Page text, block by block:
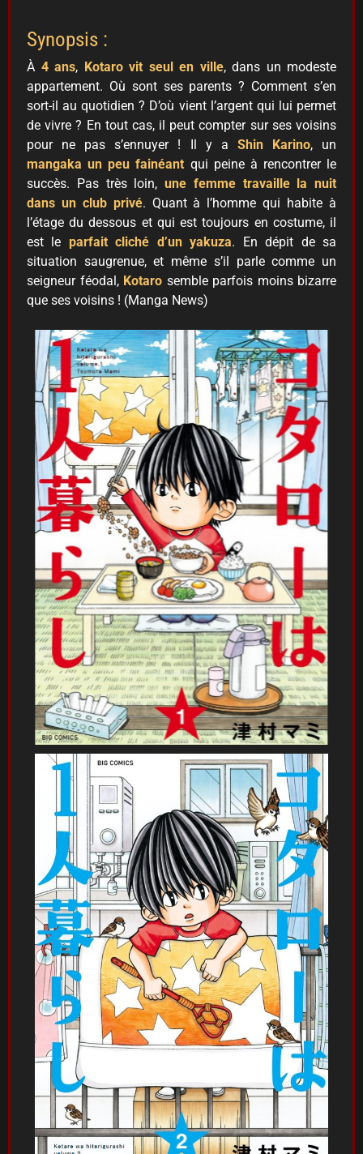
Synopsis :
À 4 ans, Kotaro vit seul en ville, dans un modeste
appartement. Où sont ses parents ? Comment s’en
sort-il au quotidien ? D’où vient l’argent qui lui permet
de vivre ? En tout cas, il peut compter sur ses voisins
pour ne pas s’ennuyer ! Il y a Shin Karino, un
mangaka un peu fainéant qui peine à rencontrer le
succès. Pas très loin, une femme travaille la nuit
dans un club privé. Quant à l’homme qui habite à
l’étage du dessous et qui est toujours en costume, il
est le parfait cliché d’un yakuza. En dépit de sa
situation saugrenue, et même s’il parle comme un
seigneur féodal, Kotaro semble parfois moins bizarre
que ses voisins ! (Manga News)